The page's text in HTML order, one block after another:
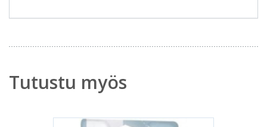
Tutustu myös